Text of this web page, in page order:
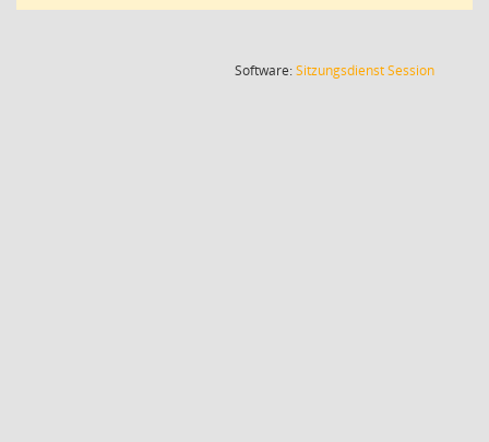
Software:SitzungsdienstSession(Wird in